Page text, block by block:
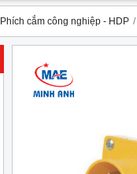
cắm công nghiệp - HDP